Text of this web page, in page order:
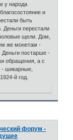
у народа
и
быть
Деньги перестали
щели. Дом,
же монетам -
Деньги постарше -
обращения, а с
- шикарные,
й год.
форум -